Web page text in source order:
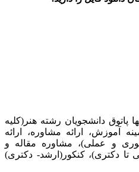
پاتوق دانشجویان رشته هنر(کلیه
آموزش، ارائه‌ مشاوره‌، ارائه
و عملی)، مشاوره مقاله و
تا دکتری)، کنکور(ارشد- دکتری)